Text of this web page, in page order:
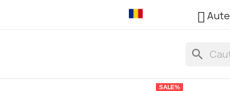

search
SALE%